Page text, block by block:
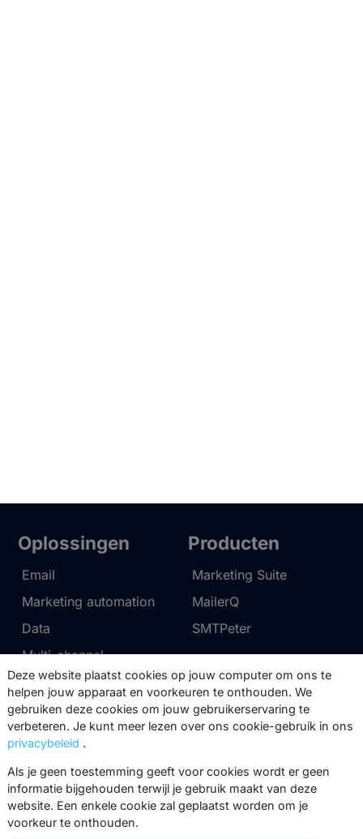
Oplossingen
Email
Marketing automation
Data
Multi-channel
Producten
Marketing Suite
MailerQ
SMTPeter
Tarieven
Marketing Suite tarieven
MailerQ tarieven
Support
Partnernetwerk
Trainingen
Stuur een ticket
Deze website plaatst cookies op jouw computer om ons te
helpen jouw apparaat en voorkeuren te onthouden. We
gebruiken deze cookies om jouw gebruikerservaring te
verbeteren. Je kunt meer lezen over ons cookie-gebruik in ons
privacybeleid .
Als je geen toestemming geeft voor cookies wordt er geen
informatie bijgehouden terwijl je gebruik maakt van deze
website. Een enkele cookie zal geplaatst worden om je
voorkeur te onthouden.